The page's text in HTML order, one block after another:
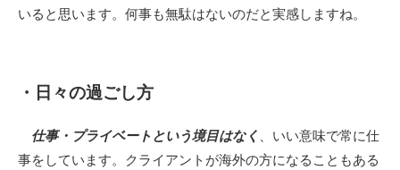
いると思います。何事も無駄はないのだと実感しますね。
・日々の過ごし方
仕事・プライベートという境目はなく 、いい意味で常に仕
事をしています。クライアントが海外の方になることもある